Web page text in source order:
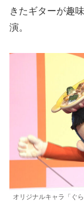
きたギターが趣
演。
オリジナルキャラ「ぐら